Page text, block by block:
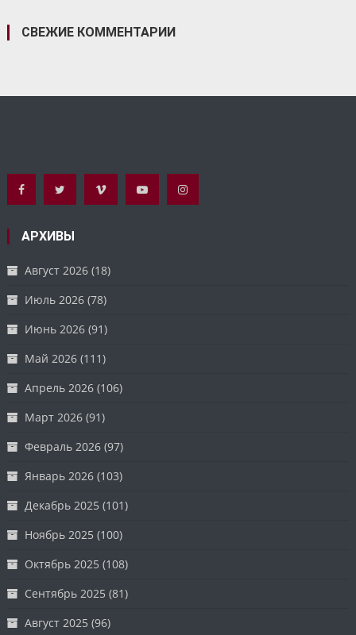
СВЕЖИЕ КОММЕНТАРИИ
АРХИВЫ
Август 2026 (18)
Июль 2026 (78)
Июнь 2026 (91)
Май 2026 (111)
Апрель 2026 (106)
Март 2026 (91)
Февраль 2026 (97)
Январь 2026 (103)
Декабрь 2025 (101)
Ноябрь 2025 (100)
Октябрь 2025 (108)
Сентябрь 2025 (81)
Август 2025 (96)